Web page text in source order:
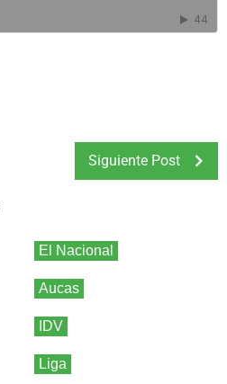
Siguiente Post
El Nacional
Aucas
IDV
Liga